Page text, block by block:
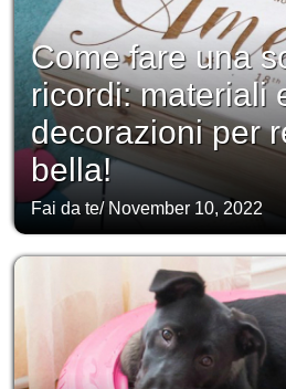
Come fare una
ricordi: materiali
decorazioni per
bella!
Fai da te/ November 10, 2022